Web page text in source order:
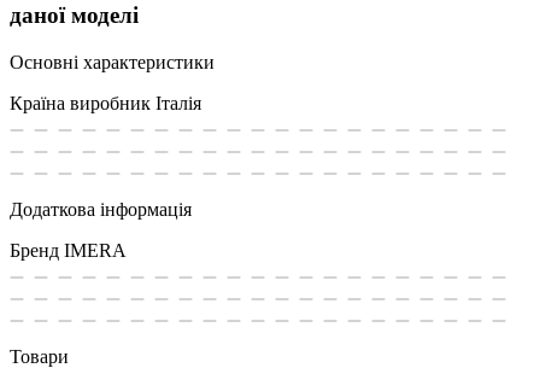
даної моделі
Основні характеристики
Країна виробник Італія
Додаткова інформація
Бренд IMERA
Товари